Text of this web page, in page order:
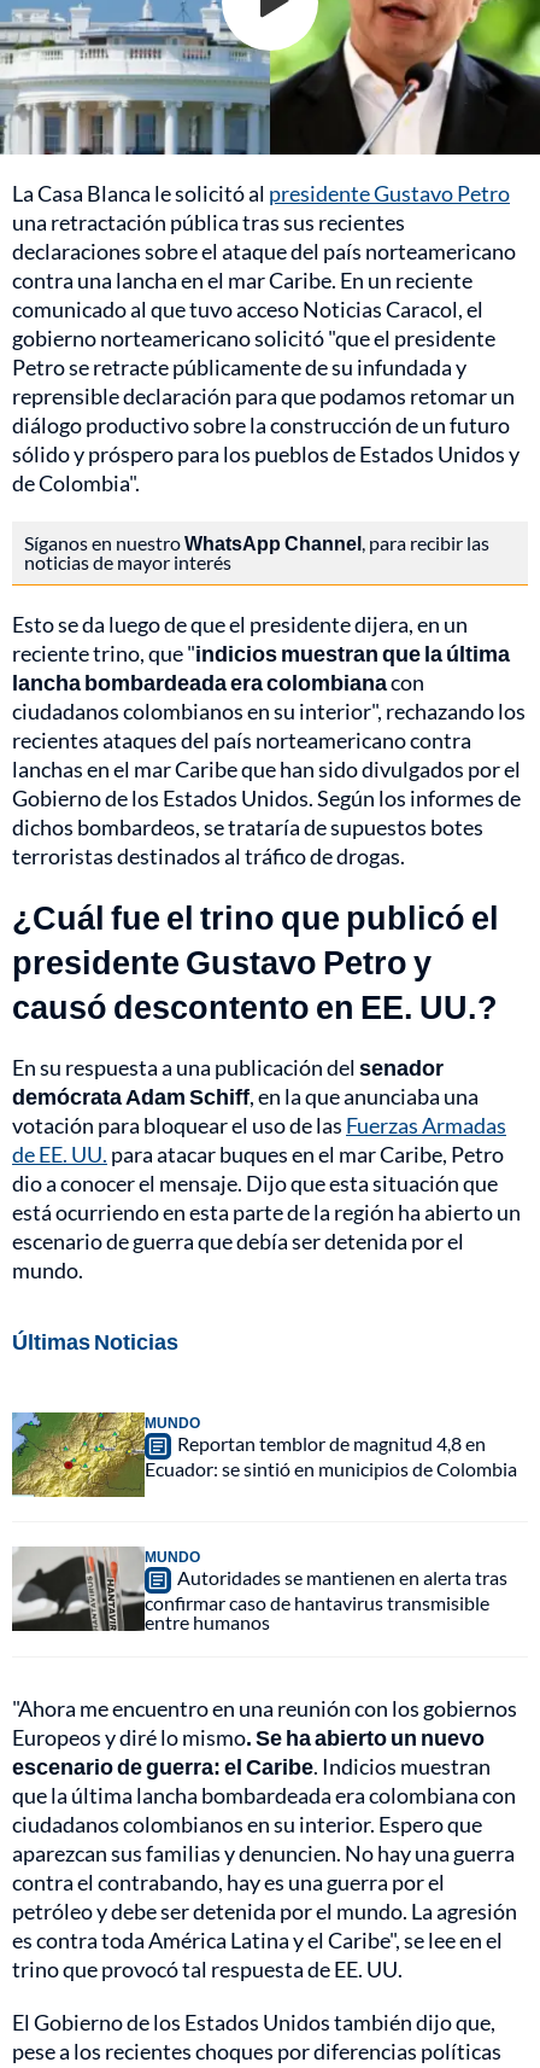
La Casa Blanca le solicitó al presidente Gustavo Petro
una retractación pública tras sus recientes
declaraciones sobre el ataque del país norteamericano
contra una lancha en el mar Caribe. En un reciente
comunicado al que tuvo acceso Noticias Caracol, el
gobierno norteamericano solicitó "que el presidente
Petro se retracte públicamente de su infundada y
reprensible declaración para que podamos retomar un
diálogo productivo sobre la construcción de un futuro
sólido y próspero para los pueblos de Estados Unidos y
de Colombia".
Síganos en nuestroWhatsApp Channel , para recibir las
noticias de mayor interés
Esto se da luego de que el presidente dijera, en un
reciente trino, que "indicios muestran que la última
lancha bombardeada era colombianacon
ciudadanos colombianos en su interior", rechazando los
recientes ataques del país norteamericano contra
lanchas en el mar Caribe que han sido divulgados por el
Gobierno de los Estados Unidos. Según los informes de
dichos bombardeos, se trataría de supuestos botes
terroristas destinados al tráfico de drogas.
¿Cuál fue el trino que publicó el
presidente Gustavo Petro y
causó descontento en EE. UU.?
En su respuesta a una publicación delsenador
demócrata Adam Schiff, en la que anunciaba una
votación para bloquear el uso de las Fuerzas Armadas
de EE. UU. para atacar buques en el mar Caribe, Petro
dio a conocer el mensaje. Dijo que esta situación que
está ocurriendo en esta parte de la región ha abierto un
escenario de guerra que debía ser detenida por el
mundo.
Últimas Noticias
MUNDO
Reportan temblor de magnitud 4,8 en
Ecuador: se sintió en municipios de Colombia
MUNDO
Autoridades se mantienen en alerta tras
confirmar caso de hantavirus transmisible
entre humanos
"Ahora me encuentro en una reunión con los gobiernos
Europeos y diré lo mismo. Se ha abierto un nuevo
escenario de guerra: el Caribe. Indicios muestran
que la última lancha bombardeada era colombiana con
ciudadanos colombianos en su interior. Espero que
aparezcan sus familias y denuncien. No hay una guerra
contra el contrabando, hay es una guerra por el
petróleo y debe ser detenida por el mundo. La agresión
es contra toda América Latina y el Caribe", se lee en el
trino que provocó tal respuesta de EE. UU.
El Gobierno de los Estados Unidos también dijo que,
pese a los recientes choques por diferencias políticas